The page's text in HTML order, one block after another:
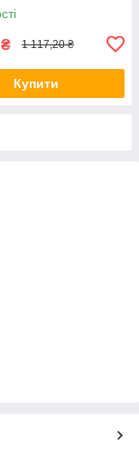
₴ 1 117,20 ₴
Купити